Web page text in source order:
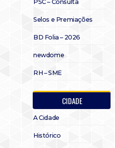
PSC – Consulta
Selos e Premiações
BD Folia – 2026
newdome
RH – SME
CIDADE
A Cidade
Histórico